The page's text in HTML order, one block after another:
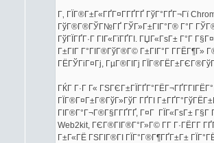
Г‚ ГЇГ®Г±Г«ГҐГ¤Г­ГҐГҐ ГўГ°ГҐГ¬Гї
ГўГ®Г®ГЎГ№ГҐ ГЎГ»Г±ГІГ°Г® Г°Г
ГўГЇГҐГ·Г ГІГ«ГїГҐГІ. ГЏГ«ГѕГ± Г°Г
Г±ГІГ Г°ГІГ®ГўГ®Г© Г±ГІГ°Г Г­ГЁГ¶Г»
ГЁГЎГіГ¤Гј, ГµГ®ГІГј
ГЌГ Г·Г Г«
ГЇГ®Г¤Г±Г®ГўГ»ГўГ ГҐГІ
ГІГ®Г°Г¬Г®Г§Г­ГҐГҐ, Г¤Г ГЇГ«ГѕГ±
Web2kit, ГЄГ®ГІГ®Г°Г»Г© Г­Г Г·ГЁГ­Г
Г±Г«ГЁ ГЅГІГ®ГІ ГЇГ°Г®Г¶ГҐГ±Г±